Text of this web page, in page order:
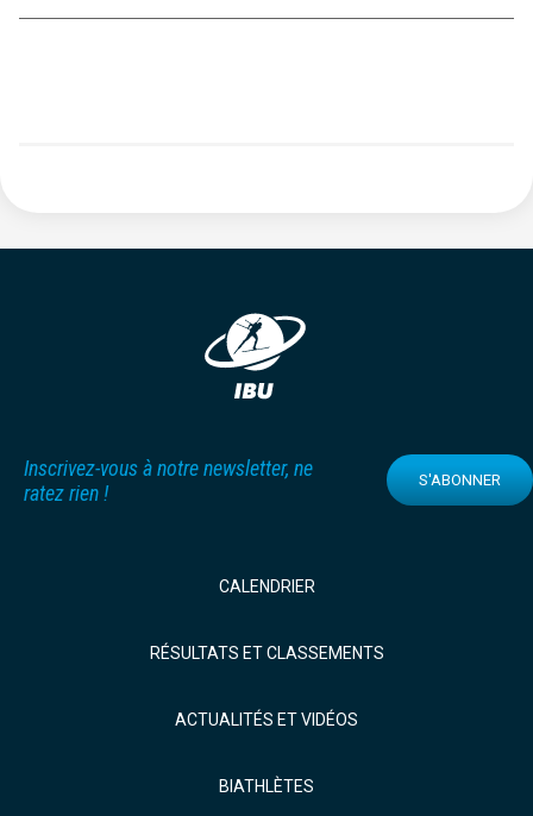
Inscrivez-vous à notre newsletter, ne
ratez rien !
S'ABONNER
CALENDRIER
RÉSULTATS ET CLASSEMENTS
ACTUALITÉS ET VIDÉOS
BIATHLÈTES